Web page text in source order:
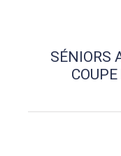
SÉNIORS